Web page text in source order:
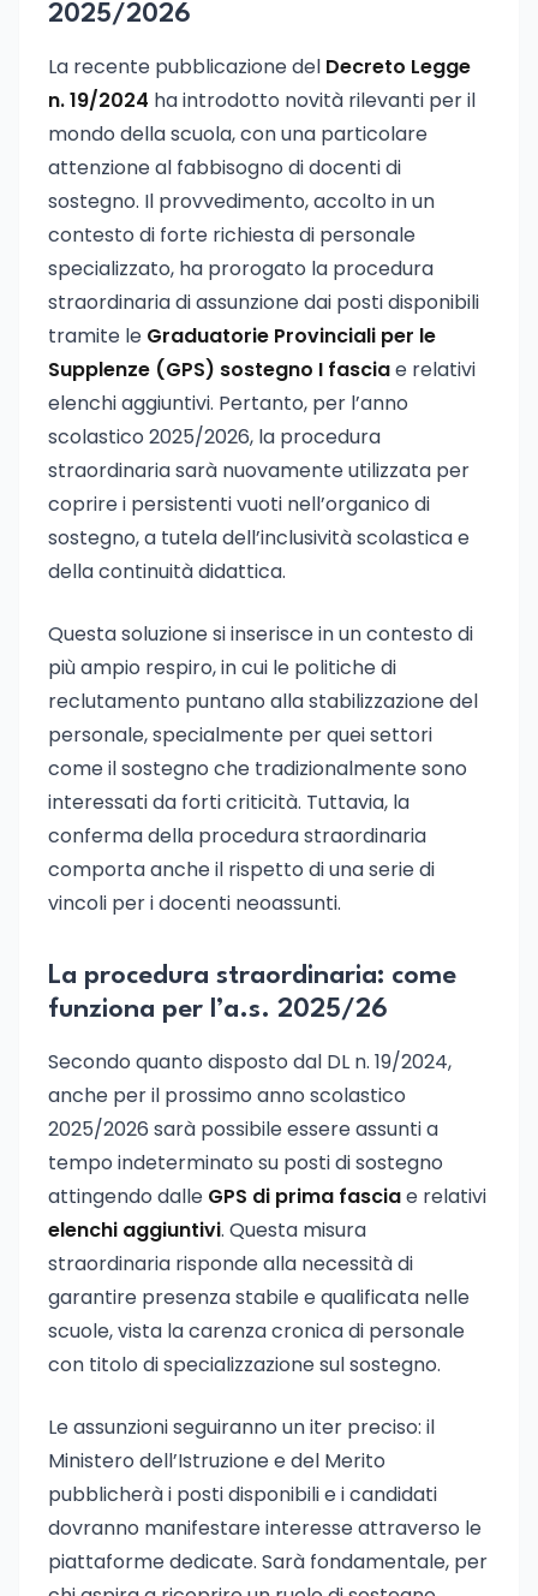
2025/2026
La recente pubblicazione del Decreto Legge
n. 19/2024 ha introdotto novità rilevanti per il
mondo della scuola, con una particolare
attenzione al fabbisogno di docenti di
sostegno. Il provvedimento, accolto in un
contesto di forte richiesta di personale
specializzato, ha prorogato la procedura
straordinaria di assunzione dai posti disponibili
tramite le Graduatorie Provinciali per le
Supplenze (GPS) sostegno I fasciae relativi
elenchi aggiuntivi. Pertanto, per l’anno
scolastico 2025/2026, la procedura
straordinaria sarà nuovamente utilizzata per
coprire i persistenti vuoti nell’organico di
sostegno, a tutela dell’inclusività scolastica e
della continuità didattica.
Questa soluzione si inserisce in un contesto di
più ampio respiro, in cui le politiche di
reclutamento puntano alla stabilizzazione del
personale, specialmente per quei settori
come il sostegno che tradizionalmente sono
interessati da forti criticità. Tuttavia, la
conferma della procedura straordinaria
comporta anche il rispetto di una serie di
vincoli per i docenti neoassunti.
La procedura straordinaria: come
funziona per l’a.s. 2025/26
Secondo quanto disposto dal DL n. 19/2024,
anche per il prossimo anno scolastico
2025/2026 sarà possibile essere assunti a
tempo indeterminato su posti di sostegno
attingendo dalle GPS di prima fasciae relativi
elenchi aggiuntivi. Questa misura
straordinaria risponde alla necessità di
garantire presenza stabile e qualificata nelle
scuole, vista la carenza cronica di personale
con titolo di specializzazione sul sostegno.
Le assunzioni seguiranno un iter preciso: il
Ministero dell’Istruzione e del Merito
pubblicherà i posti disponibili e i candidati
dovranno manifestare interesse attraverso le
piattaforme dedicate. Sarà fondamentale, per